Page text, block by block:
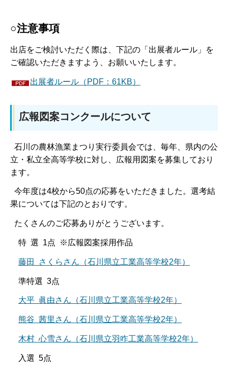
○注意事項
​出店をご検討いただく際は、下記の「出展者ルール」を
ご確認いただきますよう、お願いいたします。
出展者ルール（PDF：61KB）
広報図案コンクールについて
石川の農林漁業まつり実行委員会では、毎年、県内の公
立・私立全高等学校に対し、広報用図案を募集しており
ます。
今年度は4校から50点の応募をいただきました。選考結
果については下記のとおりです。
たくさんのご応募ありがとうございます。
特 選 1点 ※広報図案採用作品
藤田 さくらさん（石川県立工業高等学校2年）
準特選 3点
大平 眞由さん（石川県立工業高等学校2年）
熊谷 茜里さん（石川県立工業高等学校2年）
木村 心雪さん（石川県立羽咋工業高等学校2年）
入選 5点